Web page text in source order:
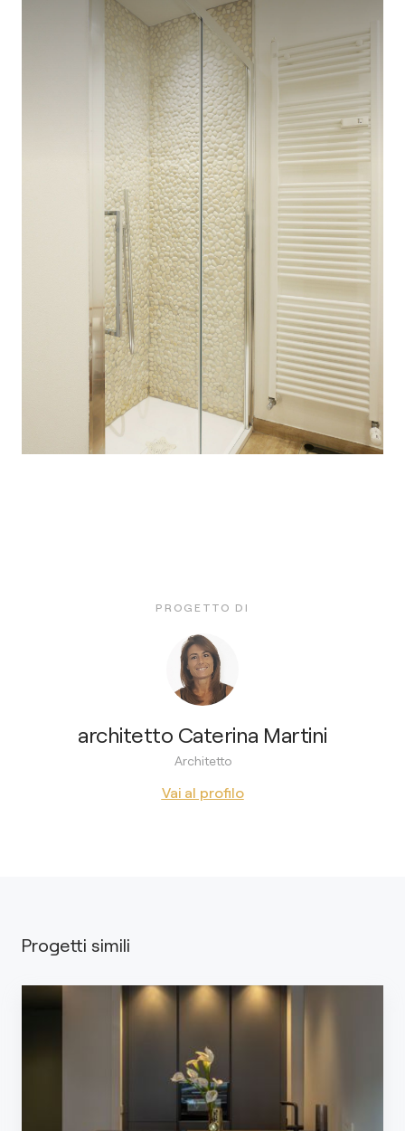
PROGETTO DI
architetto Caterina Martini
Architetto
Vai al profilo
Progetti simili